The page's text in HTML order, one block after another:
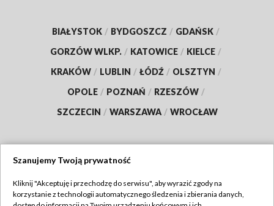
BIAŁYSTOK / BYDGOSZCZ / GDAŃSK /
GORZÓW WLKP. / KATOWICE / KIELCE /
KRAKÓW / LUBLIN / ŁÓDŹ / OLSZTYN /
OPOLE / POZNAŃ / RZESZÓW /
SZCZECIN / WARSZAWA / WROCŁAW
TVP
Szanujemy Twoją prywatność
Kliknij "Akceptuję i przechodzę do serwisu", aby wyrazić zgody na
korzystanie z technologii automatycznego śledzenia i zbierania danych,